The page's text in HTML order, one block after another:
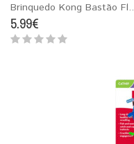
Brinquedo Kong Bastão Fl..
5.99€